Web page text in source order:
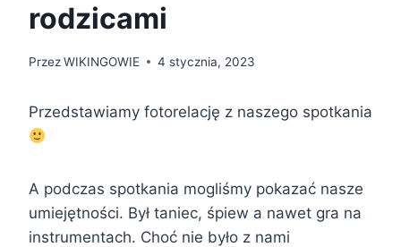
rodzicami
PrzezWIKINGOWIE 4 stycznia, 2023
Przedstawiamy fotorelację z naszego spotkania
A podczas spotkania mogliśmy pokazać nasze
umiejętności. Był taniec, śpiew a nawet gra na
instrumentach. Choć nie było z nami